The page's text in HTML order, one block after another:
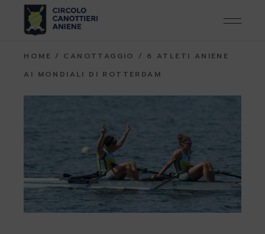
content
HOME CANOTTAGGIO
6 ATLETI ANIENE
AI MONDIALI DI ROTTERDAM